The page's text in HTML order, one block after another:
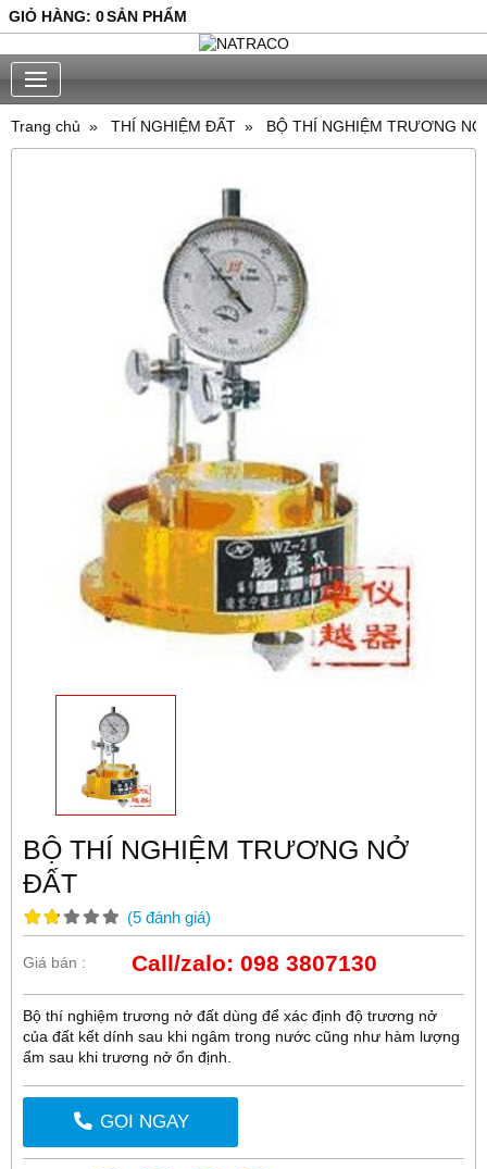
GIỎ HÀNG: 0SẢN PHẨM
Trang chủ THÍ NGHIỆM ĐẤT BỘ THÍ NGHIỆM TRƯƠNG
BỘ THÍ NGHIỆM TRƯƠNG NỞ
ĐẤT
(5 đánh giá)
Giá bán : Call/zalo: 098 3807130
Bộ thí nghiệm trương nở đất dùng để xác định độ trương nở
của đất kết dính sau khi ngâm trong nước cũng như hàm lượng
ẩm sau khi trương nở ổn định.
GỌI NGAY